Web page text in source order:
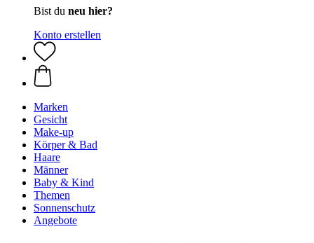
Bist du neu hier?
Konto erstellen
Marken
Gesicht
Make-up
Körper & Bad
Haare
Männer
Baby & Kind
Themen
Sonnenschutz
Angebote